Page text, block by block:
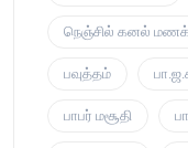
நெஞ்சில் கனல்
பவுத்தம்
பாபர் மசூதி